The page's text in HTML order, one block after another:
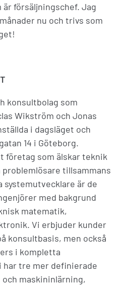
är försäljningschef. Jag
nu och trivs som
konsultbolag som
Wikström och Jonas
i dagsläget och
14 i Göteborg.
företag som älskar teknik
tillsammans
systemutvecklare är de
med bakgrund
matematik,
Vi erbjuder kunder
konsultbasis, men också
i kompletta
tre mer definierade
maskininlärning,